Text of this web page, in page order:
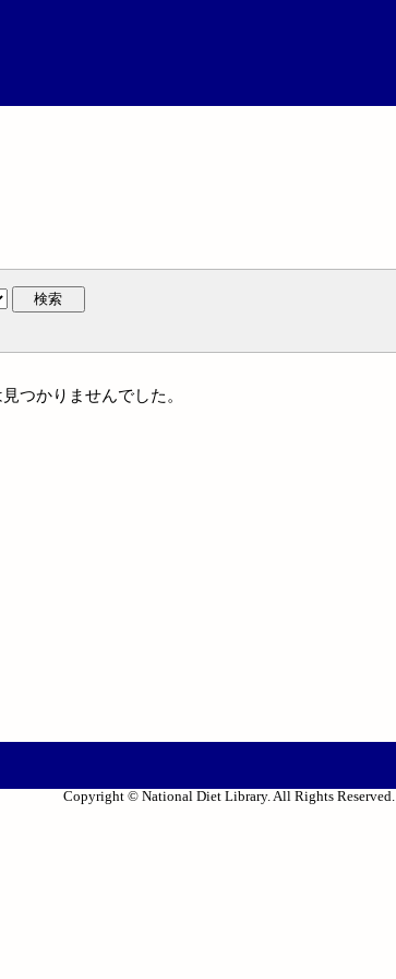
検索
つかりませんでした。
Copyright © National Diet Library. All Rights Reserved.